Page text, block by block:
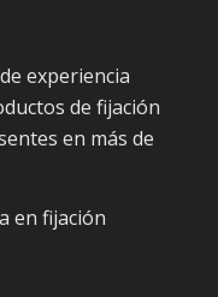
experiencia
de fijación
en más de
en fijación